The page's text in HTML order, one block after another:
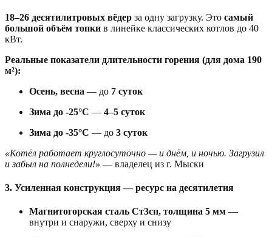
18–26 десятилитровых вёдер за одну загрузку. Это самый
большой объём топки в линейке классических котлов до 40
кВт.
Реальные показатели длительности горения (для дома 190
м²):
Осень, весна — до 7 суток
Зима до -25°С — 4–5 суток
Зима до -35°С — до 3 суток
«Котёл работает круглосуточно — и днём, и ночью. Загрузил
и забыл на полнедели!» — владелец из г. Мыски
3. Усиленная конструкция — ресурс на десятилетия
Магнитогорская сталь Ст3сп, толщина 5 мм —
внутри и снаружи, сверху и снизу